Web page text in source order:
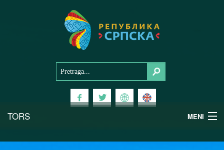
TORS MENI